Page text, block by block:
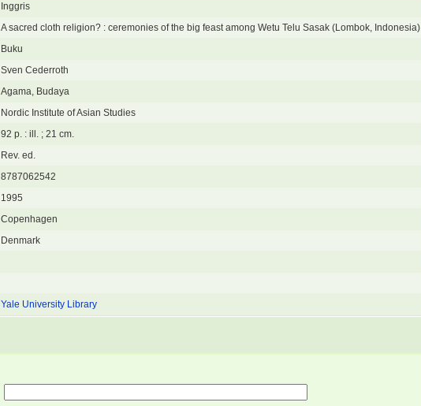
Inggris
A sacred cloth religion? : ceremonies of the big feast among Wetu Telu Sasak (Lombok, Indonesia)
Buku
Sven Cederroth
Agama, Budaya
Nordic Institute of Asian Studies
92 p. : ill. ; 21 cm.
Rev. ed.
8787062542
1995
Copenhagen
Denmark
Yale University Library